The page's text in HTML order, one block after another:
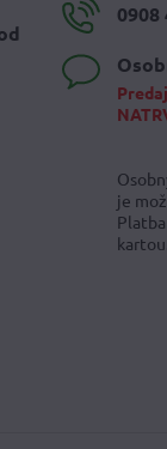
0908
je
kartou.